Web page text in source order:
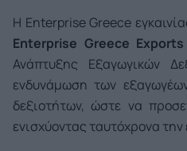
Η Enterprise Greece
Enterprise Greece
Ανάπτυξης Εξαγωγικών
ενδυνάμωση των
δεξιοτήτων, ώστε να
ενισχύοντας ταυτόχρονα